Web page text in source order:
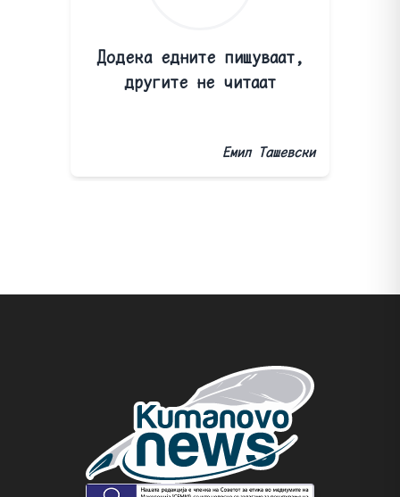
Додека едните пишуваат,
другите не читаат
Емил Ташевски